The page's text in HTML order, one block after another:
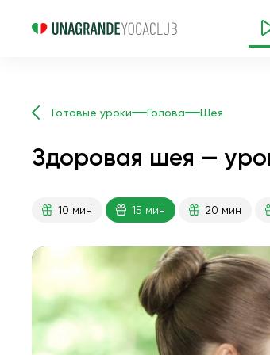
Готовые уроки Голова Шея
Здоровая шея —
10 мин 15 мин 20 мин